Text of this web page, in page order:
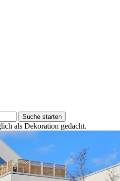
Suche starten
als Dekoration gedacht.